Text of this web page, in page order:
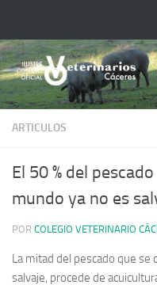
ARTICULOS
El 50 % del
mundo ya no es
POR COLEGIO VETERINARIO
La mitad del pescado que
salvaje, procede de